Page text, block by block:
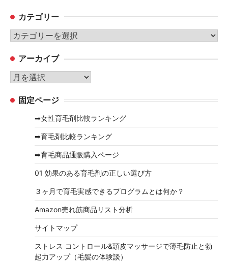
カテゴリー
カ
ゴ
リ
ー
アーカイブ
ア
カ 固定ページ
➡女性育毛剤比較ランキング
➡育毛剤比較ランキング
➡育毛商品通販購入ページ
01 効果のある育毛剤の正しい選び方
３ヶ月で育毛実感できるプログラムとは何か？
Amazon売れ筋商品リスト分析
サイトマップ
ストレス コントロール&頭皮マッサージで薄毛防止と勃
起力アップ（毛髪の体験談）